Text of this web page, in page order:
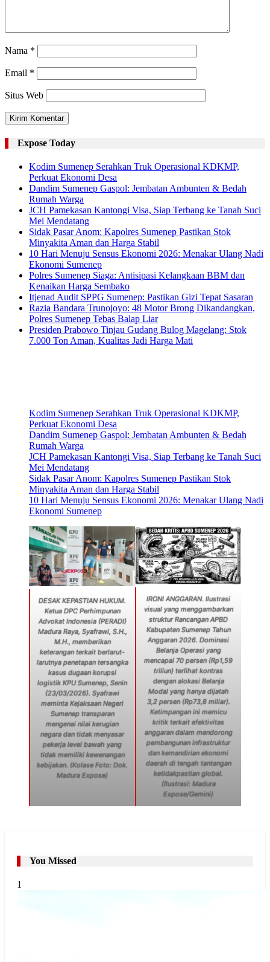
Nama *
Email *
Situs Web
Expose Today
Kodim Sumenep Serahkan Truk Operasional KDKMP,
Perkuat Ekonomi Desa
Dandim Sumenep Gaspol: Jembatan Ambunten & Bedah
Rumah Warga
JCH Pamekasan Kantongi Visa, Siap Terbang ke Tanah Suci
Mei Mendatang
Sidak Pasar Anom: Kapolres Sumenep Pastikan Stok
Minyakita Aman dan Harga Stabil
10 Hari Menuju Sensus Ekonomi 2026: Menakar Ulang Nadi
Ekonomi Sumenep
Polres Sumenep Siaga: Antisipasi Kelangkaan BBM dan
Kenaikan Harga Sembako
Itjenad Audit SPPG Sumenep: Pastikan Gizi Tepat Sasaran
Razia Bandara Trunojoyo: 48 Motor Brong Dikandangkan,
Polres Sumenep Tebas Balap Liar
Presiden Prabowo Tinjau Gudang Bulog Magelang: Stok
7.000 Ton Aman, Kualitas Jadi Harga Mati
Kodim Sumenep Serahkan Truk Operasional KDKMP,
Perkuat Ekonomi Desa
Dandim Sumenep Gaspol: Jembatan Ambunten & Bedah
Rumah Warga
JCH Pamekasan Kantongi Visa, Siap Terbang ke Tanah Suci
Mei Mendatang
Sidak Pasar Anom: Kapolres Sumenep Pastikan Stok
Minyakita Aman dan Harga Stabil
10 Hari Menuju Sensus Ekonomi 2026: Menakar Ulang Nadi
Ekonomi Sumenep
DESAK KEPASTIAN HUKUM.
Ketua DPC Perhimpunan
Advokat Indonesia (PERADI)
Madura Raya, Syafrawi, S.H.,
M.H., memberikan
keterangan terkait berlarut-
larutnya penetapan tersangka
kasus dugaan korupsi
logistik KPU Sumenep, Senin
(23/03/2026). Syafrawi
meminta Kejaksaan Negeri
Sumenep transparan
mengenai nilai kerugian
negara dan tidak menyasar
pekerja level bawah yang
tidak memiliki kewenangan
kebijakan. (Kolase Foto: Dok.
Madura Expose)
IRONI ANGGARAN. Ilustrasi
visual yang menggambarkan
struktur Rancangan APBD
Kabupaten Sumenep Tahun
Anggaran 2026. Dominasi
Belanja Operasi yang
mencapai 70 persen (Rp1,59
triliun) terlihat kontras
dengan alokasi Belanja
Modal yang hanya dijatah
3,2 persen (Rp73,8 miliar).
Ketimpangan ini memicu
kritik terkait efektivitas
anggaran dalam mendorong
pembangunan infrastruktur
dan kemandirian ekonomi
daerah di tengah tantangan
ketidakpastian global.
(Ilustrasi: Madura
Expose/Gemini)
You Missed
1